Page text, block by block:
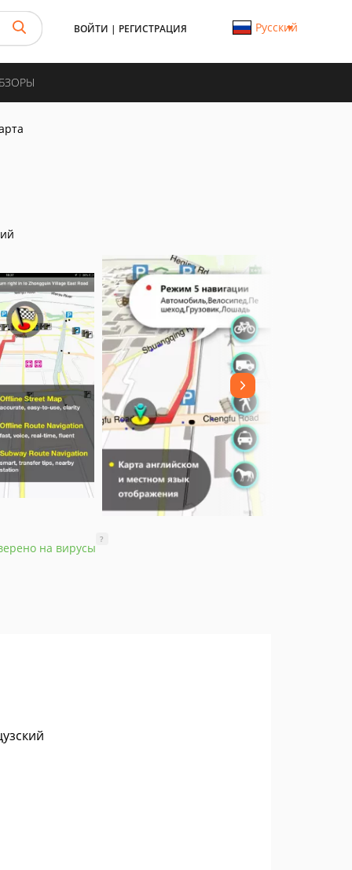
ВОЙТИ | РЕГИСТРАЦИЯ Русский
на вирусы
?